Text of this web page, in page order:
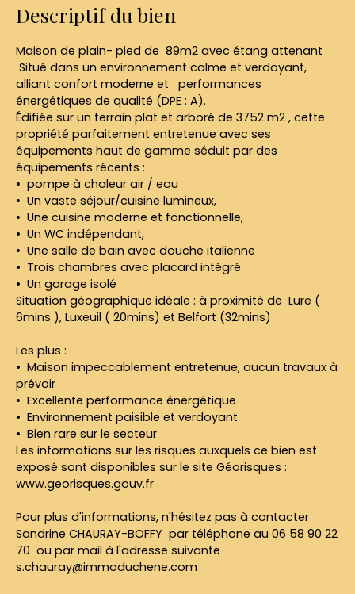
Descriptif du bien
Maison de plain- pied de 89m2 avec étang attenant
Situé dans un environnement calme et verdoyant,
alliant confort moderne et performances
énergétiques de qualité (DPE : A).
Édifiée sur un terrain plat et arboré de 3752 m2 , cette
propriété parfaitement entretenue avec ses
équipements haut de gamme séduit par des
équipements récents :
pompe à chaleur air / eau
Un vaste séjour/cuisine lumineux,
Une cuisine moderne et fonctionnelle,
Un WC indépendant,
Une salle de bain avec douche italienne
Trois chambres avec placard intégré
Un garage isolé
Situation géographique idéale : à proximité de Lure (
6mins ), Luxeuil ( 20mins) et Belfort (32mins)
Les plus :
Maison impeccablement entretenue, aucun travaux à
prévoir
Excellente performance énergétique
Environnement paisible et verdoyant
Bien rare sur le secteur
Les informations sur les risques auxquels ce bien est
exposé sont disponibles sur le site Géorisques :
www.georisques.gouv.fr
Pour plus d'informations, n'hésitez pas à contacter
Sandrine CHAURAY-BOFFY par téléphone au 06 58 90 22
70 ou par mail à l'adresse suivante
s.chauray@immoduchene.com